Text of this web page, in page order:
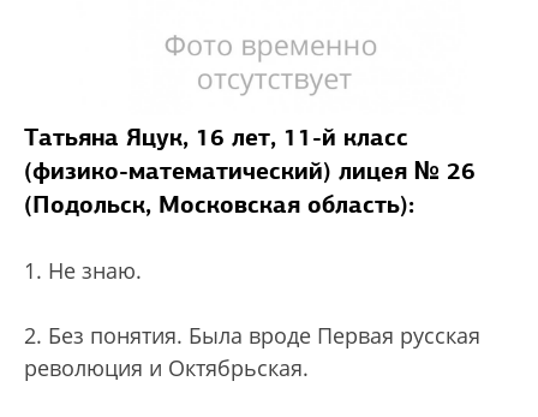
Татьяна Яцук, 16 лет, 11-й класс
(физико-математический) лицея № 26
(Подольск, Московская область):
1. Не знаю.
2. Без понятия. Была вроде Первая русская
революция и Октябрьская.